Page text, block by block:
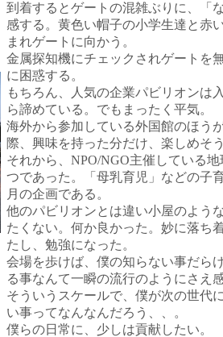
到着するとゲートの混雑ぶりに、「
感する。黄色い帽子の小学生達と赤
まれゲートに向かう。
金属探知機にチェックされゲートを
に困惑する。
もちろん、人気の企業パビリオンは
ら諦めている。でもまったく平気。
海外から参加している外国館のほう
際、興味を持った分だけ、楽しめそ
それから、NPO/NGO主催している
つであった。「母乳育児」などの子
月の企画である。
他のパビリオンとは違い小屋のよう
たくない。何か良かった。妙に落ち
たし、勉強になった。
会場を歩けば、僕の知らない事だら
る事なんて一瞬の流行のようにさえ
そういうスケールで、僕が次の世代
い事ってなんなんだろう、、。
僕らの日常に、少しは貢献したい。